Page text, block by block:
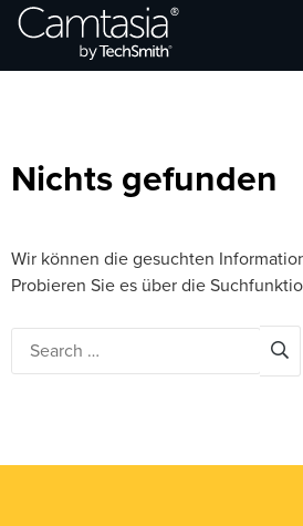
Direkt
zumBrowse Categories
Nichts gefunden
Wir können die gesuchten
Probieren Sie es über die